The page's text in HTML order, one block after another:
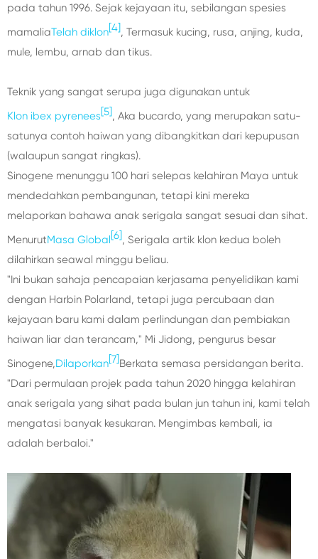
pada tahun 1996. Sejak kejayaan itu, sebilangan spesies
mamaliaTelah diklon[4], Termasuk kucing, rusa, anjing, kuda,
mule, lembu, arnab dan tikus.
Teknik yang sangat serupa juga digunakan untuk
Klon ibex pyrenees[5], Aka bucardo, yang merupakan satu-
satunya contoh haiwan yang dibangkitkan dari kepupusan
(walaupun sangat ringkas).
Sinogene menunggu 100 hari selepas kelahiran Maya untuk
mendedahkan pembangunan, tetapi kini mereka
melaporkan bahawa anak serigala sangat sesuai dan sihat.
MenurutMasa Global[6], Serigala artik klon kedua boleh
dilahirkan seawal minggu beliau.
"Ini bukan sahaja pencapaian kerjasama penyelidikan kami
dengan Harbin Polarland, tetapi juga percubaan dan
kejayaan baru kami dalam perlindungan dan pembiakan
haiwan liar dan terancam," Mi Jidong, pengurus besar
Sinogene,Dilaporkan[7]Berkata semasa persidangan berita.
"Dari permulaan projek pada tahun 2020 hingga kelahiran
anak serigala yang sihat pada bulan jun tahun ini, kami telah
mengatasi banyak kesukaran. Mengimbas kembali, ia
adalah berbaloi."